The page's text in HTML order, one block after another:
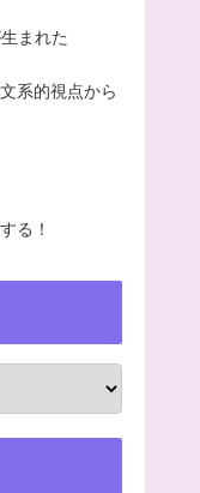
まれた
系的視点から
る！